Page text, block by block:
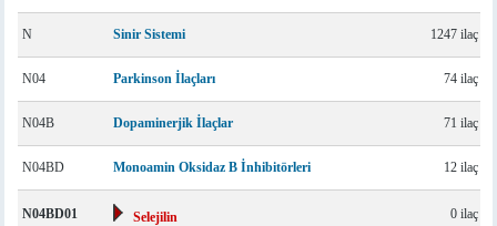
N Sinir Sistemi 1247 ilaç
N04 Parkinson İlaçları 74 ilaç
N04B Dopaminerjik İlaçlar 71 ilaç
N04BD Monoamin Oksidaz B İnhibitörleri 12 ilaç
N04BD01 Selejilin 0 ilaç